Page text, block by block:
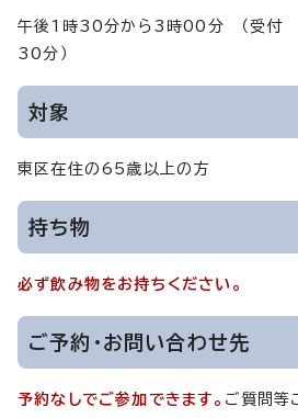
午後1時30分から3時00分 （受付
30分）
対象
東区在住の65歳以上の方
持ち物
必ず飲み物をお持ちください。
ご予約・お問い合わせ先
予約なしでご参加できます。 ご質問等